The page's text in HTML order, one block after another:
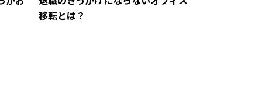
移転とは？